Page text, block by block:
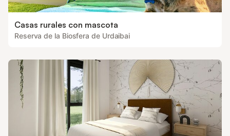
Casas rurales con mascota
Reserva de la Biosfera de Urdaibai